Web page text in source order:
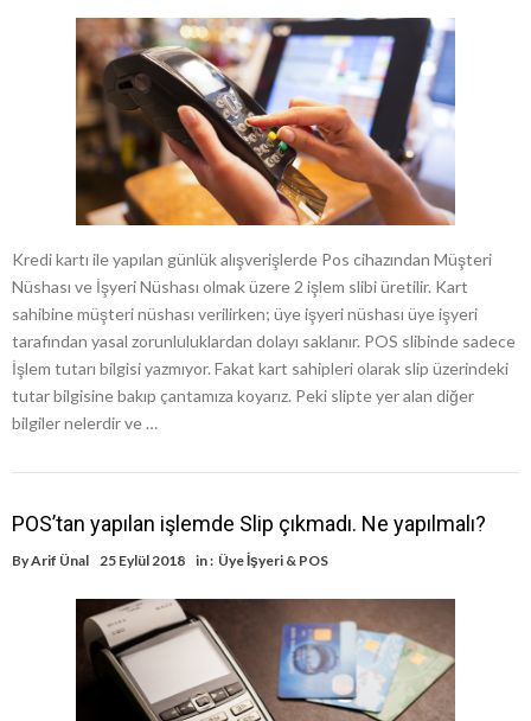
Kredi kartı ile yapılan günlük alışverişlerde Pos cihazından Müşteri
Nüshası ve İşyeri Nüshası olmak üzere 2 işlem slibi üretilir. Kart
sahibine müşteri nüshası verilirken; üye işyeri nüshası üye işyeri
tarafından yasal zorunluluklardan dolayı saklanır. POS slibinde sadece
İşlem tutarı bilgisi yazmıyor. Fakat kart sahipleri olarak slip üzerindeki
tutar bilgisine bakıp çantamıza koyarız. Peki slipte yer alan diğer
bilgiler nelerdir ve …
POS’tan yapılan işlemde Slip çıkmadı. Ne yapılmalı?
ByArif Ünal 25 Eylül 2018 in : Üye İşyeri & POS